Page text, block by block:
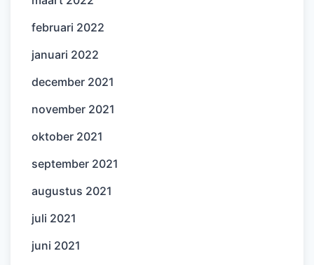
februari 2022
januari 2022
december 2021
november 2021
oktober 2021
september 2021
augustus 2021
juli 2021
juni 2021